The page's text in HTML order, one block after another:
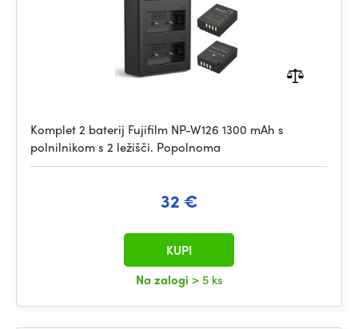
Komplet 2 baterij Fujifilm NP-W126 1300 mAh s
polnilnikom s 2 ležišči. Popolnoma
32 €
Na zalogi > 5 ks
KUPI